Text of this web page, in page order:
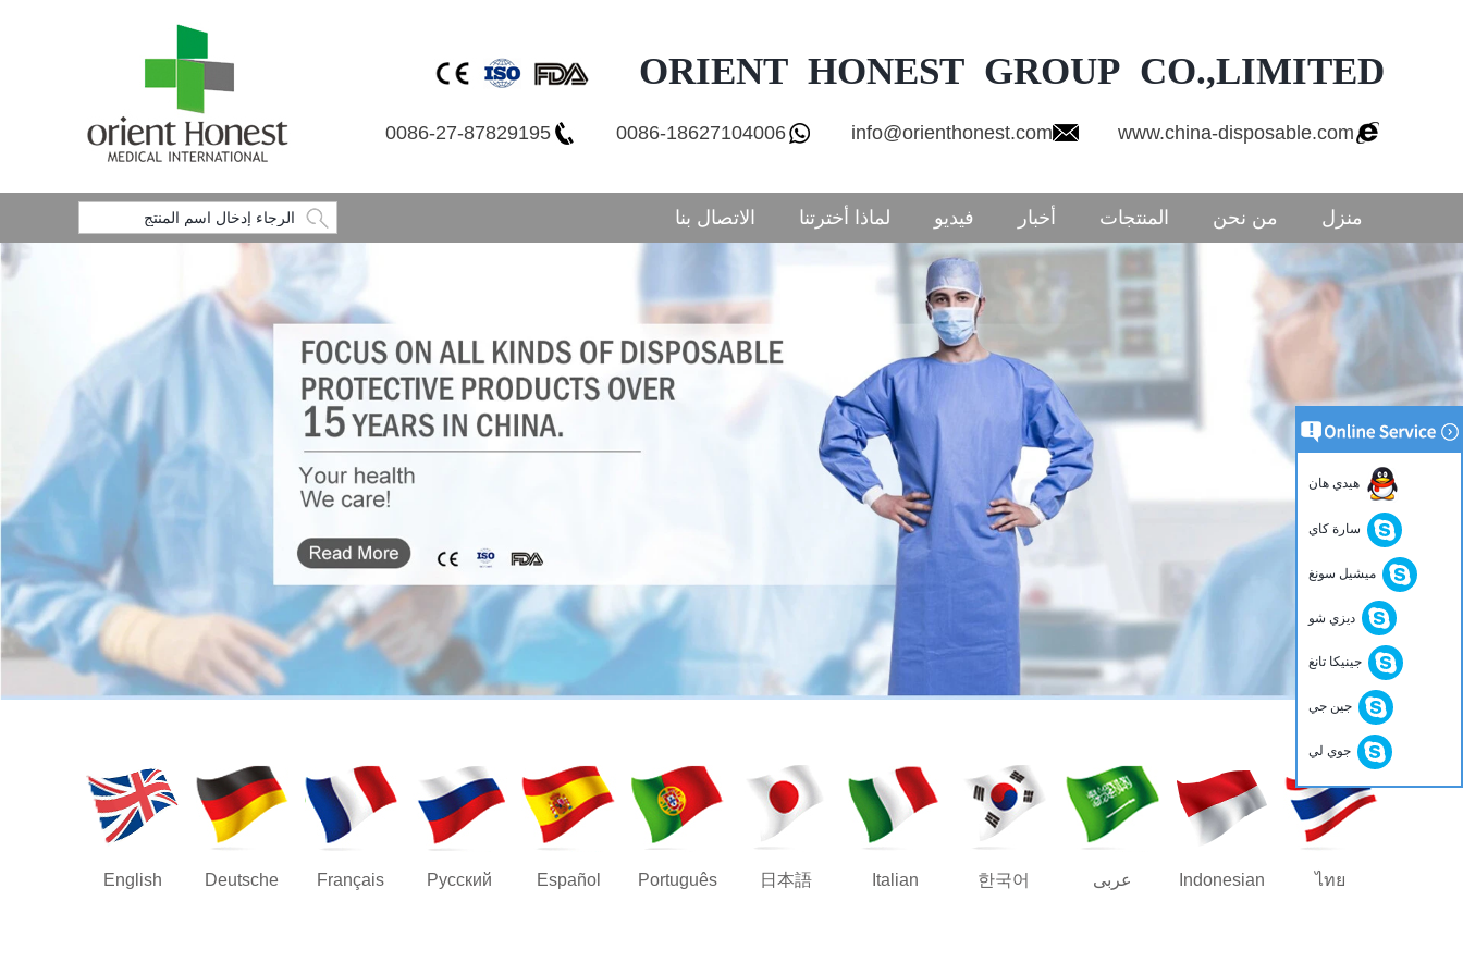
ORIENT HONEST GROUP CO.,LIMITED
0086-27-87829195 0086-18627104006 info@orienthonest.com www.china-disposable.com
منزل من نحن المنتجات أخبار فيديو لماذا أخترتنا الاتصال بنا
English Deutsche Français Русский Español Português 日本語 Italian 한국어 عربى Indonesian ไทย
هيدي هان
سارة كاي
ميشيل سونغ
ديزي شو
جينيكا تانغ
جين جي
جوي لي